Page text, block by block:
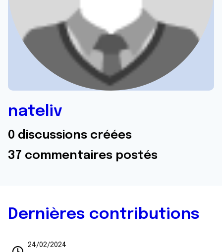
nateliv
0 discussions créées
37 commentaires postés
Dernières contributions
24/02/2024